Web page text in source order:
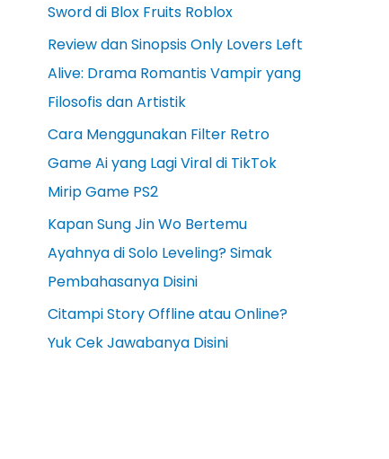
Sword di Blox Fruits Roblox
Review dan Sinopsis Only Lovers Left
Alive: Drama Romantis Vampir yang
Filosofis dan Artistik
Cara Menggunakan Filter Retro
Game Ai yang Lagi Viral di TikTok
Mirip Game PS2
Kapan Sung Jin Wo Bertemu
Ayahnya di Solo Leveling? Simak
Pembahasanya Disini
Citampi Story Offline atau Online?
Yuk Cek Jawabanya Disini